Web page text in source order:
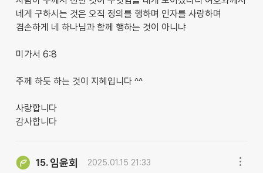
네게 구하시는 것은 오직 정의를 행하며 인자를 사랑하며
겸손하게 네 하나님과 함께 행하는 것이 아니냐
미가서 6:8
주께 하듯 하는 것이 지혜입니다 ^^
사랑합니다
감사합니다
15. 임윤회 2025.01.15 21:33